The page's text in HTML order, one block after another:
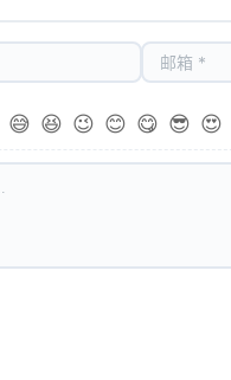
😅 😆 😉 😊 😋 😎 😍